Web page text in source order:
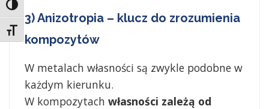
Toggle High Contrast
Toggle Font size
3) Anizotropia – klucz do zrozumienia
kompozytów
W metalach własności są zwykle podobne w
każdym kierunku.
W kompozytach własności zależą od